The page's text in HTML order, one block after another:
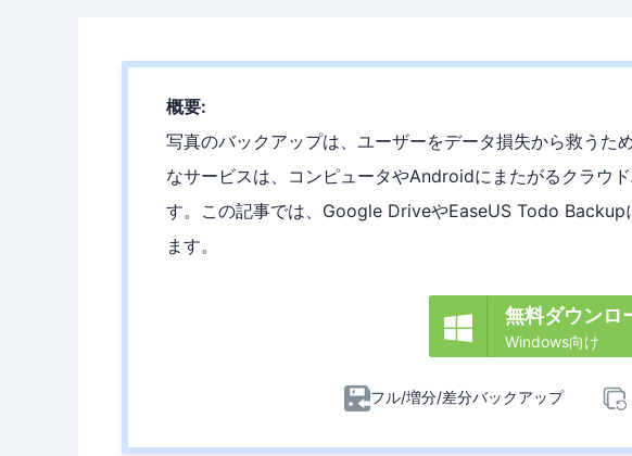
概要:
写真のバックアップは、ユーザーをデータ損失から救うた
なサービスは、コンピュータやAndroidにまたがるクラウ
す。この記事では、Google DriveやEaseUS Todo Backup
ます。
 無料ダウンロ
Windows向け
フル/増分/差分バックアップ